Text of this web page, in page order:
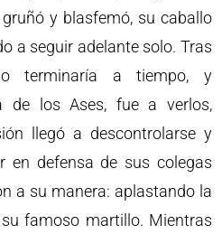
y blasfemó, su caballo
a seguir adelante solo. Tras
terminaría a tiempo, y
de los Ases, fue a verlos,
llegó a descontrolarse y
en defensa de sus colegas
a su manera: aplastando la
famoso martillo. Mientras